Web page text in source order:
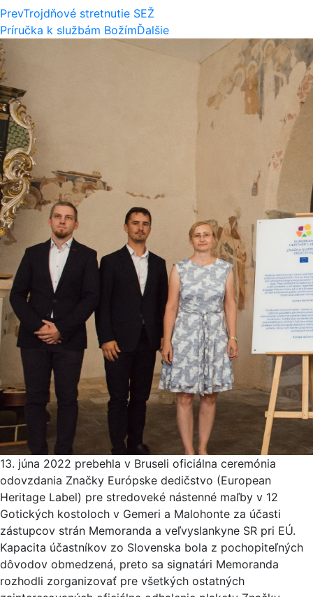
PrevTrojdňové stretnutie SEŽ
Príručka k službám BožímĎalšie
13. júna 2022 prebehla v Bruseli oficiálna ceremónia
odovzdania Značky Európske dedičstvo (European
Heritage Label) pre stredoveké nástenné maľby v 12
Gotických kostoloch v Gemeri a Malohonte za účasti
zástupcov strán Memoranda a veľvyslankyne SR pri EÚ.
Kapacita účastníkov zo Slovenska bola z pochopiteľných
dôvodov obmedzená, preto sa signatári Memoranda
rozhodli zorganizovať pre všetkých ostatných